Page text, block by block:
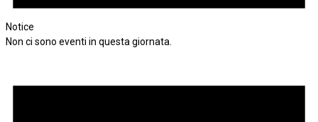
Notice
Non ci sono eventi in questa giornata.